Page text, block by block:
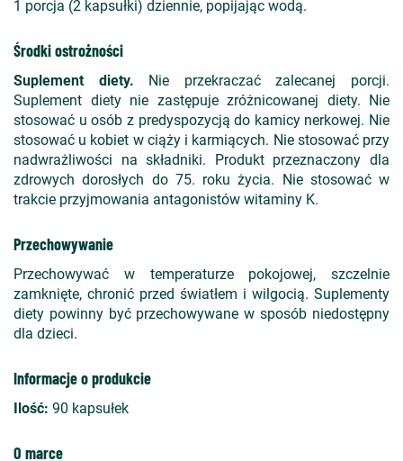
1 porcja (2 kapsułki) dziennie, popijając wodą.
Środki ostrożności
Suplement diety. Nie przekraczać zalecanej porcji.
Suplement diety nie zastępuje zróżnicowanej diety. Nie
stosować u osób z predyspozycją do kamicy nerkowej. Nie
stosować u kobiet w ciąży i karmiących. Nie stosować przy
nadwrażliwości na składniki. Produkt przeznaczony dla
zdrowych dorosłych do 75. roku życia. Nie stosować w
trakcie przyjmowania antagonistów witaminy K.
Przechowywanie
Przechowywać w temperaturze pokojowej, szczelnie
zamknięte, chronić przed światłem i wilgocią. Suplementy
diety powinny być przechowywane w sposób niedostępny
dla dzieci.
Informacje o produkcie
Ilość: 90 kapsułek
O marce